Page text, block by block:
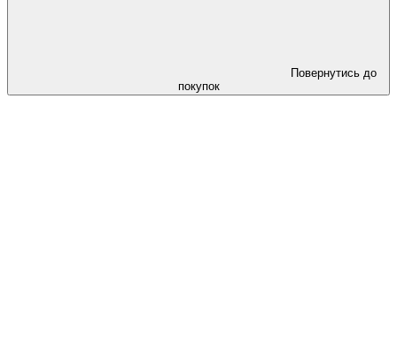
Повернутись до
покупок